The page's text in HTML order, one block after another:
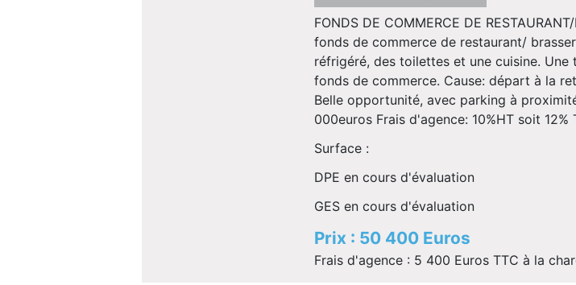
FONDS DE COMMERCE DE
fonds de commerce de restaurant/
réfrigéré, des toilettes et une cuisine.
fonds de commerce. Cause: départ à la
Belle opportunité, avec parking à
000euros Frais d'agence: 10%HT soit
Surface :
DPE en cours d'évaluation
GES en cours d'évaluation
Prix : 50 400 Euros
Frais d'agence : 5 400 Euros TTC à la